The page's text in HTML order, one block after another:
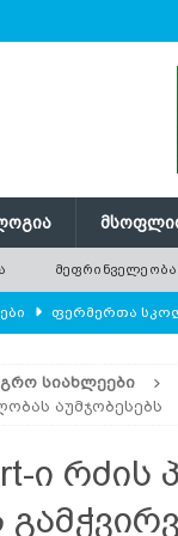
ᲛᲔᲤᲠᲘᲜᲕᲔᲚᲔᲝᲑᲐ
ᲤᲔᲠᲛᲔᲠᲗᲐ
გამხმარ ხეებს?
და
ᲡᲘᲐᲮᲚᲔᲔᲑᲘ
აუმჯობესებს
ი რძის